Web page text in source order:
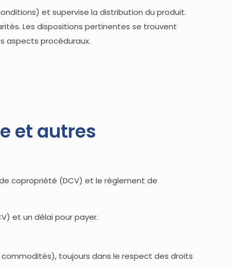
et supervise la distribution du produit.
Les dispositions pertinentes se trouvent
aspects procéduraux.
et autres
copropriété (DCV) et le règlement de
et un délai pour payer.
commodités), toujours dans le respect des droits